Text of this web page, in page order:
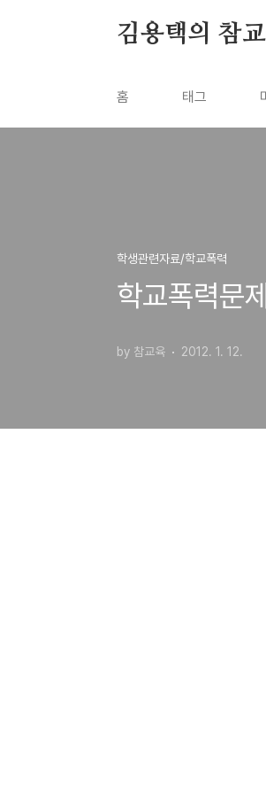
김용택의 참
홈 태그
학생관련자료/학교폭력
학교폭력문
by 참교육 2012. 1. 12.